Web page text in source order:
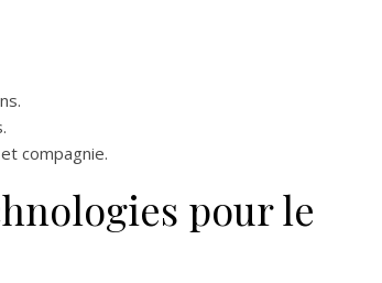
compagnie.
pour le